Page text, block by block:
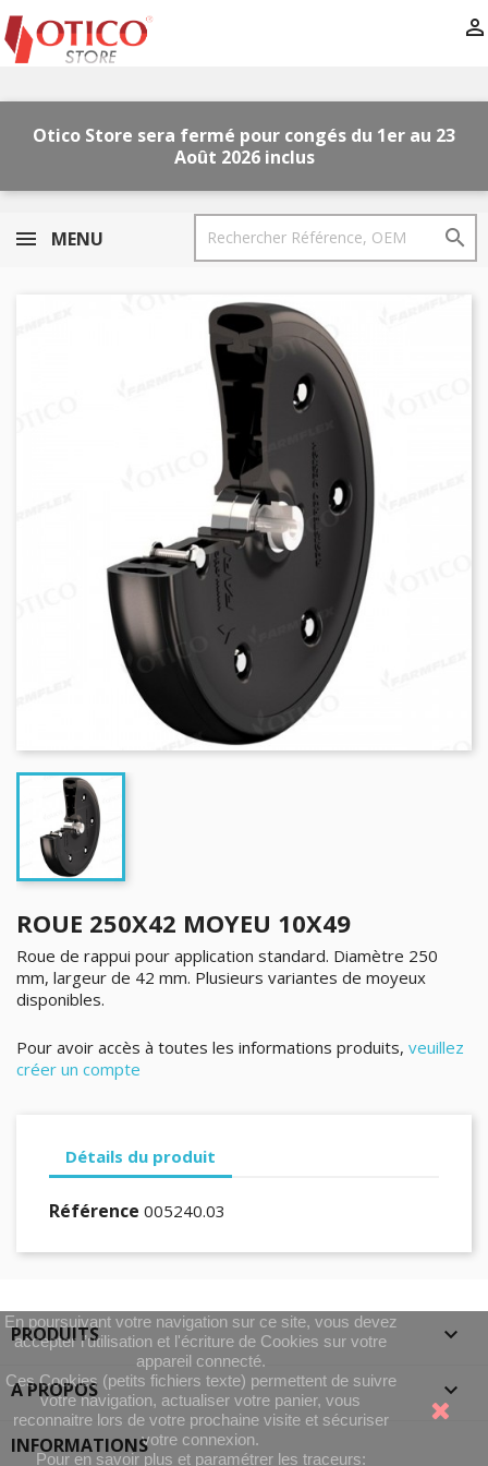

Otico Store sera fermé pour congés du 1er au 23
Août 2026 inclus
MENU 
ROUE 250X42 MOYEU 10X49
Roue de rappui pour application standard. Diamètre 250
mm, largeur de 42 mm. Plusieurs variantes de moyeux
disponibles.
Pour avoir accès à toutes les informations produits, veuillez
créer un compte
Détails du produit
Référence 005240.03
PRODUITS 
A PROPOS 
En poursuivant votre navigation sur ce site, vous devez
accepter l’utilisation et l'écriture de Cookies sur votre
appareil connecté.
Ces Cookies (petits fichiers texte) permettent de suivre
votre navigation, actualiser votre panier, vous
reconnaitre lors de votre prochaine visite et sécuriser
votre connexion.
Pour en savoir plus et paramétrer les traceurs:
INFORMATIONS